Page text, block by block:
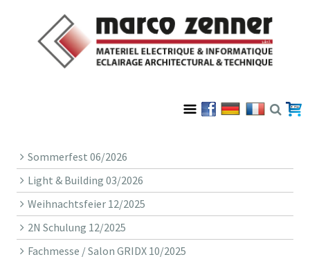
Sommerfest 06/2026
Light & Building 03/2026
Weihnachtsfeier 12/2025
2N Schulung 12/2025
Fachmesse / Salon GRIDX 10/2025